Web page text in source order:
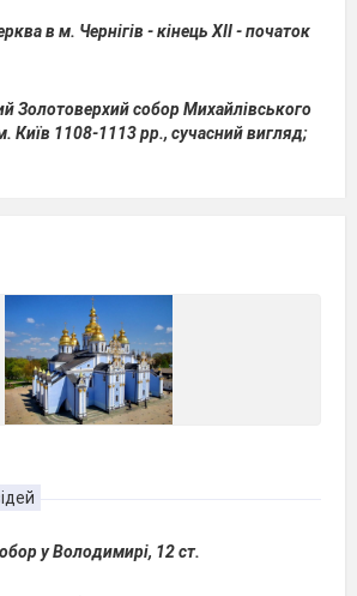
в м. Чернігів - кінець XII - початок
Золотоверхий собор Михайлівського
Київ 1108-1113 рр., сучасний вигляд;
у Володимирі, 12 ст.